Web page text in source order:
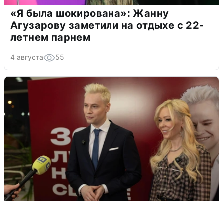
«Я была шокирована»: Жанну
Агузарову заметили на отдыхе с 22-
летнем парнем
4 августа 55